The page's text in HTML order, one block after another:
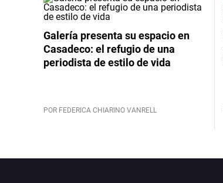
Galería presenta su espacio en
Casadeco: el refugio de una
periodista de estilo de vida
POR FEDERICA CHIARINO VANRELL